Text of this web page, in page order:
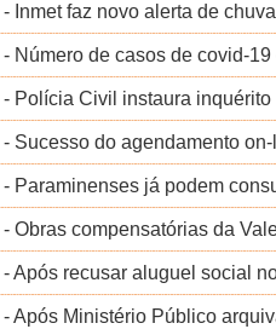
- Inmet faz novo alerta de
- Número de casos de covid-
- Polícia Civil instaura
- Sucesso do agendamento
- Paraminenses já podem
- Obras compensatórias da
- Após recusar aluguel social
- Após Ministério Público